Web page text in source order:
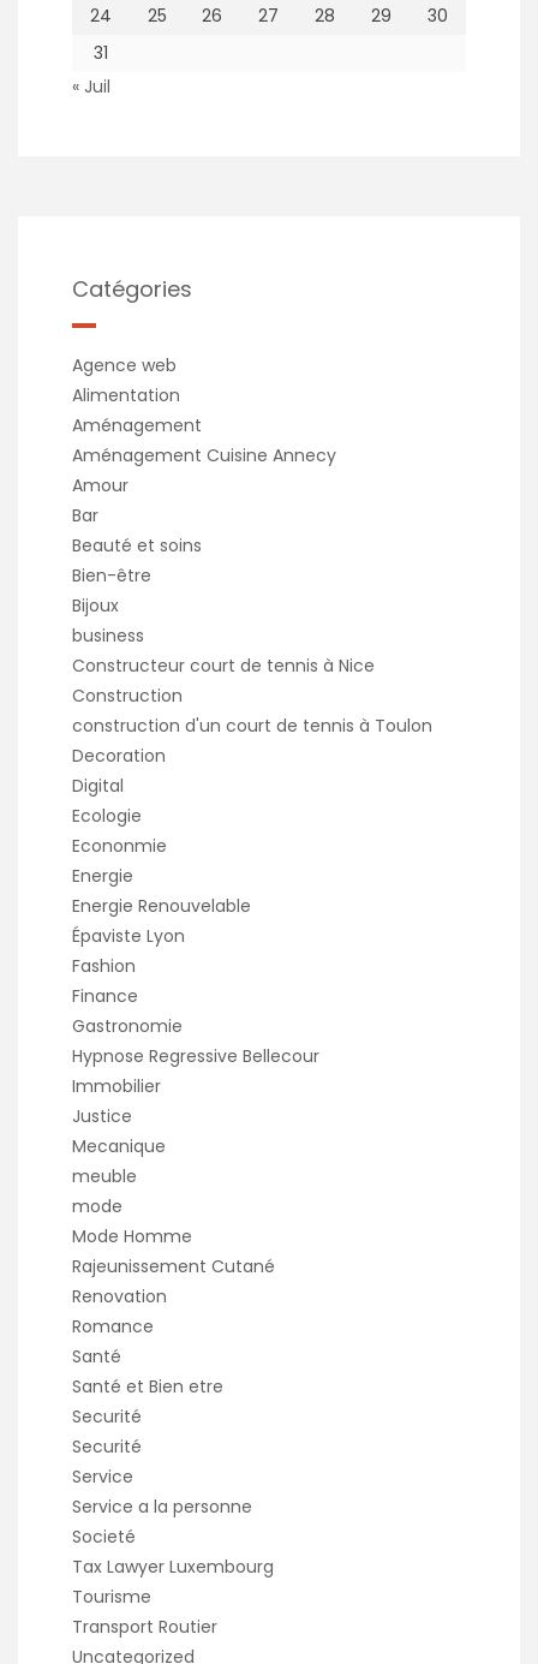
24
25 26 27 28 29
30
31
« Juil
Catégories
Agence web
Alimentation
Aménagement
Aménagement Cuisine Annecy
Amour
Bar
Beauté et soins
Bien-être
Bijoux
business
Constructeur court de tennis à Nice
Construction
construction d'un court de tennis à Toulon
Decoration
Digital
Ecologie
Econonmie
Energie
Energie Renouvelable
Épaviste Lyon
Fashion
Finance
Gastronomie
Hypnose Regressive Bellecour
Immobilier
Justice
Mecanique
meuble
mode
Mode Homme
Rajeunissement Cutané
Renovation
Romance
Santé
Santé et Bien etre
Securité
Securité
Service
Service a la personne
Societé
Tax Lawyer Luxembourg
Tourisme
Transport Routier
Uncategorized